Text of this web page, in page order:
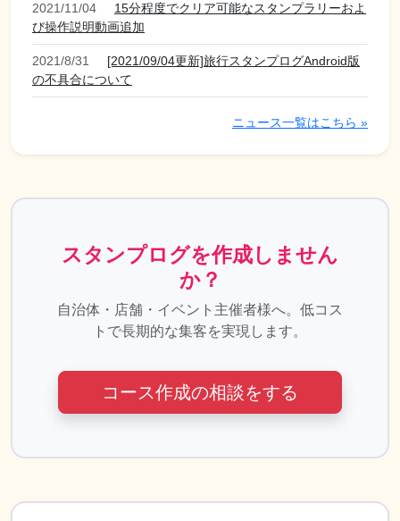
2021/11/04
15分程度でクリア可能なスタンプラリーおよ
び操作説明動画追加
2021/8/31
[2021/09/04更新]旅行スタンプログAndroid版
の不具合について
ニュース一覧はこちら »
スタンプログを作成しません
か？
自治体・店舗・イベント主催者様へ。低コス
トで長期的な集客を実現します。
コース作成の相談をする